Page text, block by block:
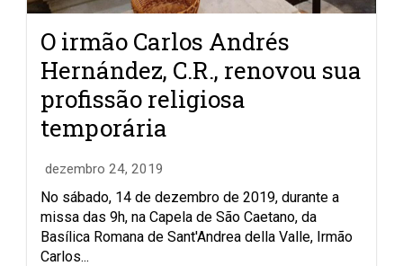
O irmão Carlos Andrés
Hernández, C.R., renovou sua
profissão religiosa
temporária
dezembro 24, 2019
No sábado, 14 de dezembro de 2019, durante a
missa das 9h, na Capela de São Caetano, da
Basílica Romana de Sant'Andrea della Valle, Irmão
Carlos...